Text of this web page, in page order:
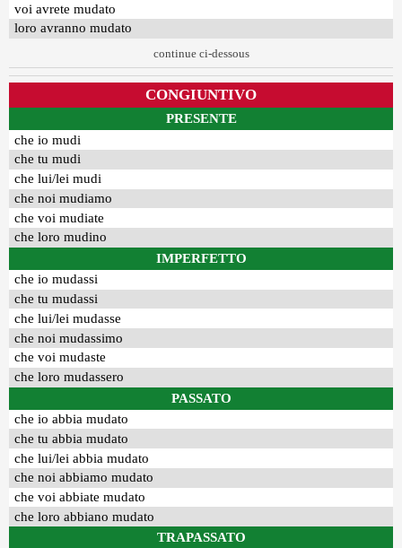
voi avrete mudato
loro avranno mudato
continue ci-dessous
CONGIUNTIVO
PRESENTE
che io mudi
che tu mudi
che lui/lei mudi
che noi mudiamo
che voi mudiate
che loro mudino
IMPERFETTO
che io mudassi
che tu mudassi
che lui/lei mudasse
che noi mudassimo
che voi mudaste
che loro mudassero
PASSATO
che io abbia mudato
che tu abbia mudato
che lui/lei abbia mudato
che noi abbiamo mudato
che voi abbiate mudato
che loro abbiano mudato
TRAPASSATO